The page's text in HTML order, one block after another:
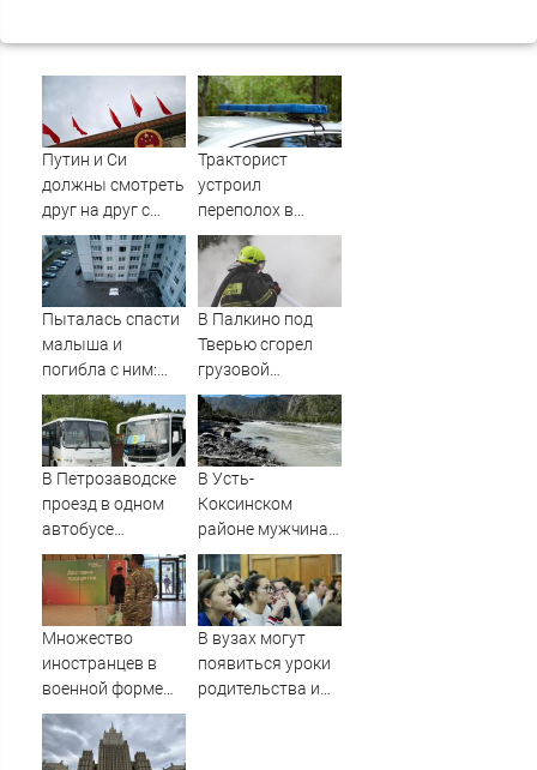
Путин и Си
должны смотреть
друг на друг с
подозрением:
Зеленский
поставил задачу
своим
Тракторист
устроил
переполох в
родном поселке с
погоней и
стрельбой
Пыталась спасти
малыша и
погибла с ним:
женщина
разбилась
насмерть на
глазах у детей
Новости
В Палкино под
Тверью сгорел
грузовой
автомобиль –
Новости Твери и
городов Тверской
области сегодня -
Afanasy.biz –
Тверские новости.
Тверь новости.
Новос
В Петрозаводске
проезд в одном
автобусе
подешевеет до 40
рублей
В Усть-
Коксинском
районе мужчина
выпал из лодки в
Катунь и пропал
Множество
иностранцев в
военной форме
замечено в
Мурманске
В вузах могут
появиться уроки
родительства и